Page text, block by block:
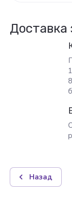
Доставка
Назад